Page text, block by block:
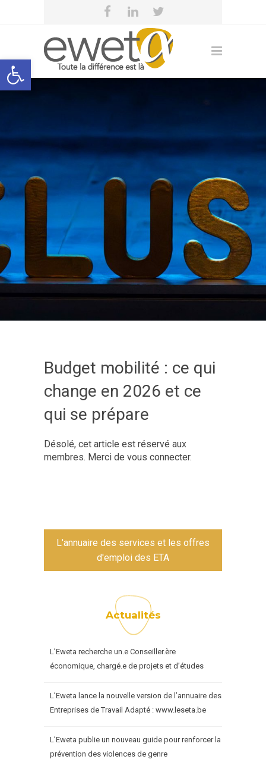
Open toolbar
eweta
Budget mobilité : ce qui
change en 2026 et ce
qui se prépare
Désolé, cet article est réservé aux
membres. Merci de vous connecter.
L'annuaire des services et les offres
d'emploi des ETA
Actualités
L’Eweta recherche un.e Conseiller.ère
économique, chargé.e de projets et d’études
L’Eweta lance la nouvelle version de l’annuaire des
Entreprises de Travail Adapté : www.leseta.be
L’Eweta publie un nouveau guide pour renforcer la
prévention des violences de genre